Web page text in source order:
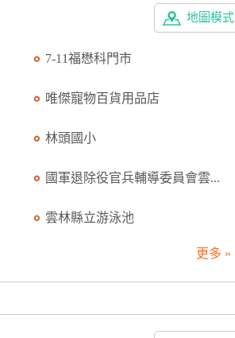
地圖模式
7-11福懋科門市
唯傑寵物百貨用品店
林頭國小
國軍退除役官兵輔導委員會雲...
雲林縣立游泳池
更多 »